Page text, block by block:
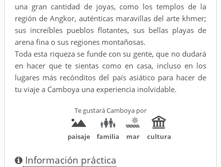
una gran cantidad de joyas, como los templos de la
región de Angkor, auténticas maravillas del arte khmer;
sus increíbles pueblos flotantes, sus bellas playas de
arena fina o sus regiones montañosas.
Toda esta riqueza se funde con su gente, que no dudará
en hacer que te sientas como en casa, incluso en los
lugares más recónditos del país asiático para hacer de
tu viaje a Camboya una experiencia inolvidable.
Te gustará Camboya por
paisaje familia mar cultura
Información práctica